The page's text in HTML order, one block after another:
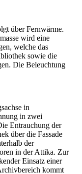
über Fernwärme.
wird eine
welche das
sowie die
Die Beleuchtung
in
in zwei
Entrauchung der
über die Fassade
der
in der Attika. Zur
Einsatz einer
kommt